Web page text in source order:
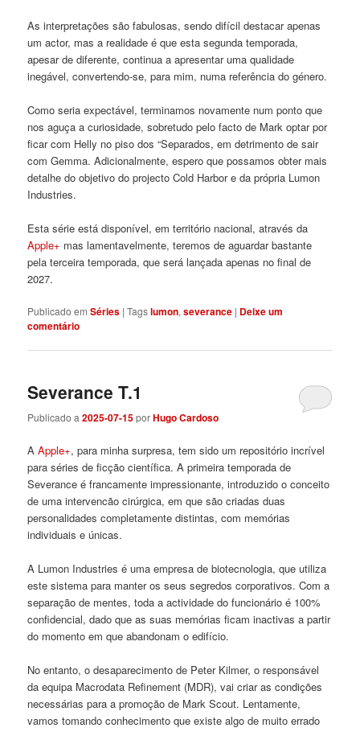
As interpretações são fabulosas, sendo difícil destacar apenas
um actor, mas a realidade é que esta segunda temporada,
apesar de diferente, continua a apresentar uma qualidade
inegável, convertendo-se, para mim, numa referência do género.
Como seria expectável, terminamos novamente num ponto que
nos aguça a curiosidade, sobretudo pelo facto de Mark optar por
ficar com Helly no piso dos “Separados, em detrimento de sair
com Gemma. Adicionalmente, espero que possamos obter mais
detalhe do objetivo do projecto Cold Harbor e da própria Lumon
Industries.
Esta série está disponível, em território nacional, através da
Apple+ mas lamentavelmente, teremos de aguardar bastante
pela terceira temporada, que será lançada apenas no final de
2027.
Publicado em Séries |Tagslumon,severance | Deixe um
comentário
Severance T.1
Publicado a2025-07-15porHugo Cardoso
AApple+, para minha surpresa, tem sido um repositório incrível
para séries de ficção científica. A primeira temporada de
Severance é francamente impressionante, introduzido o conceito
de uma intervencão cirúrgica, em que são criadas duas
personalidades completamente distintas, com memórias
individuais e únicas.
A Lumon Industries é uma empresa de biotecnologia, que utiliza
este sistema para manter os seus segredos corporativos. Com a
separação de mentes, toda a actividade do funcionário é 100%
confidencial, dado que as suas memórias ficam inactivas a partir
do momento em que abandonam o edifício.
No entanto, o desaparecimento de Peter Kilmer, o responsável
da equipa Macrodata Refinement (MDR), vai criar as condições
necessárias para a promoção de Mark Scout. Lentamente,
vamos tomando conhecimento que existe algo de muito errado